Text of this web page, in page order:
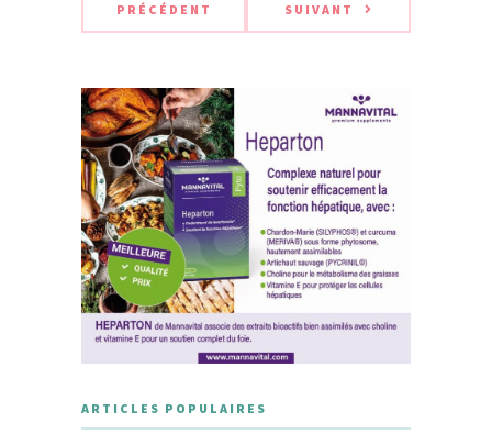
PRÉCÉDENT
SUIVANT
ARTICLES POPULAIRES